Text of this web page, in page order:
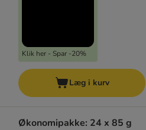
Klik her - Spar -20%
Læg i kurv
Økonomipakke: 24 x 85 g